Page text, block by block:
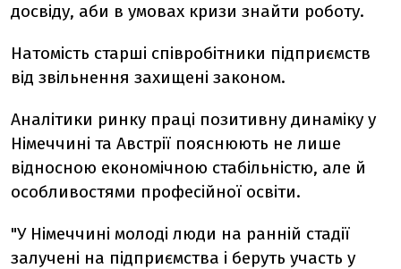
досвіду, аби в умовах кризи знайти роботу.
Натомість старші співробітники підприємств
від звільнення захищені законом.
Аналітики ринку праці позитивну динаміку у
Німеччині та Австрії пояснюють не лише
відносною економічною стабільністю, але й
особливостями професійної освіти.
"У Німеччині молоді люди на ранній стадії
залучені на підприємства і беруть участь у